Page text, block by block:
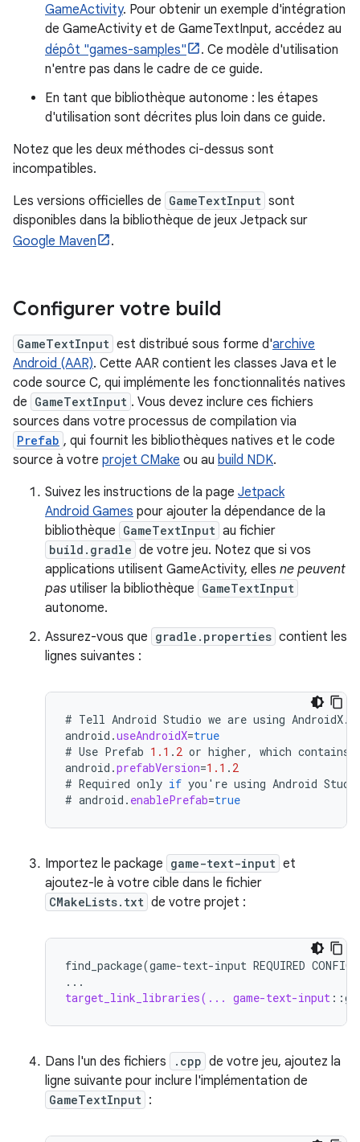
GameActivity. Pour obtenir un exemple d'intégration
de GameActivity et de GameTextInput, accédez au
dépôt "games-samples"
. Ce modèle d'utilisation
n'entre pas dans le cadre de ce guide.
En tant que bibliothèque autonome : les étapes
d'utilisation sont décrites plus loin dans ce guide.
Notez que les deux méthodes ci-dessus sont
incompatibles.
Les versions officielles de GameTextInput sont
disponibles dans la bibliothèque de jeux Jetpack sur
Google Maven
.
Configurer votre build
GameTextInput est distribué sous forme d'archive
Android (AAR). Cette AAR contient les classes Java et le
code source C, qui implémente les fonctionnalités natives
de GameTextInput . Vous devez inclure ces fichiers
sources dans votre processus de compilation via
Prefab , qui fournit les bibliothèques natives et le code
source à votre projet CMake ou au build NDK.
Suivez les instructions de la page Jetpack
Android Games pour ajouter la dépendance de la
bibliothèque GameTextInput au fichier
build.gradle de votre jeu. Notez que si vos
applications utilisent GameActivity, elles ne peuvent
pas utiliser la bibliothèque GameTextInput
autonome.
Assurez-vous que gradle.properties contient les
lignes suivantes :
# Tell Android Studio we are using AndroidX.
android .useAndroidX=true
# Use Prefab 1.1 . 2 or higher, which contains
android .prefabVersion=1.1 . 2
# Required only if you ' re using Android
# android . enablePrefab=true
Importez le package game-text-input et
ajoutez-le à votre cible dans le fichier
CMakeLists.txt de votre projet :
find_package(game-text-input REQUIRED CONFIG)
...
target_link_libraries(... game-text-input ::
Dans l'un des fichiers .cpp de votre jeu, ajoutez la
ligne suivante pour inclure l'implémentation de
GameTextInput :